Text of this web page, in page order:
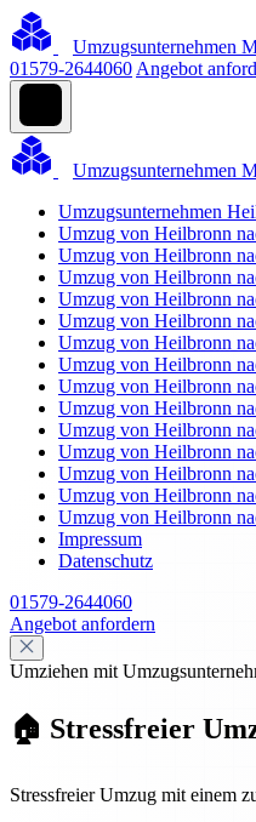
Umzugsunternehmen
01579-2644060 Angebot
Umzugsunternehmen
Umzugsunternehmen
Umzug von Heilbronn
Umzug von Heilbronn
Umzug von Heilbronn
Umzug von Heilbronn
Umzug von Heilbronn
Umzug von Heilbronn
Umzug von Heilbronn
Umzug von Heilbronn
Umzug von Heilbronn
Umzug von Heilbronn
Umzug von Heilbronn
Umzug von Heilbronn
Umzug von Heilbronn
Umzug von Heilbronn
Impressum
Datenschutz
01579-2644060
Angebot anfordern
Umziehen mit
🏠 Stressfreier
Stressfreier Umzug mit einem